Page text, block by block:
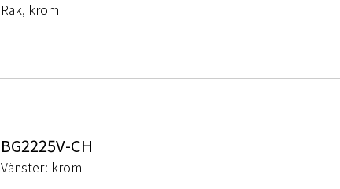
Rak, krom
BG2225V-CH
Vänster: krom